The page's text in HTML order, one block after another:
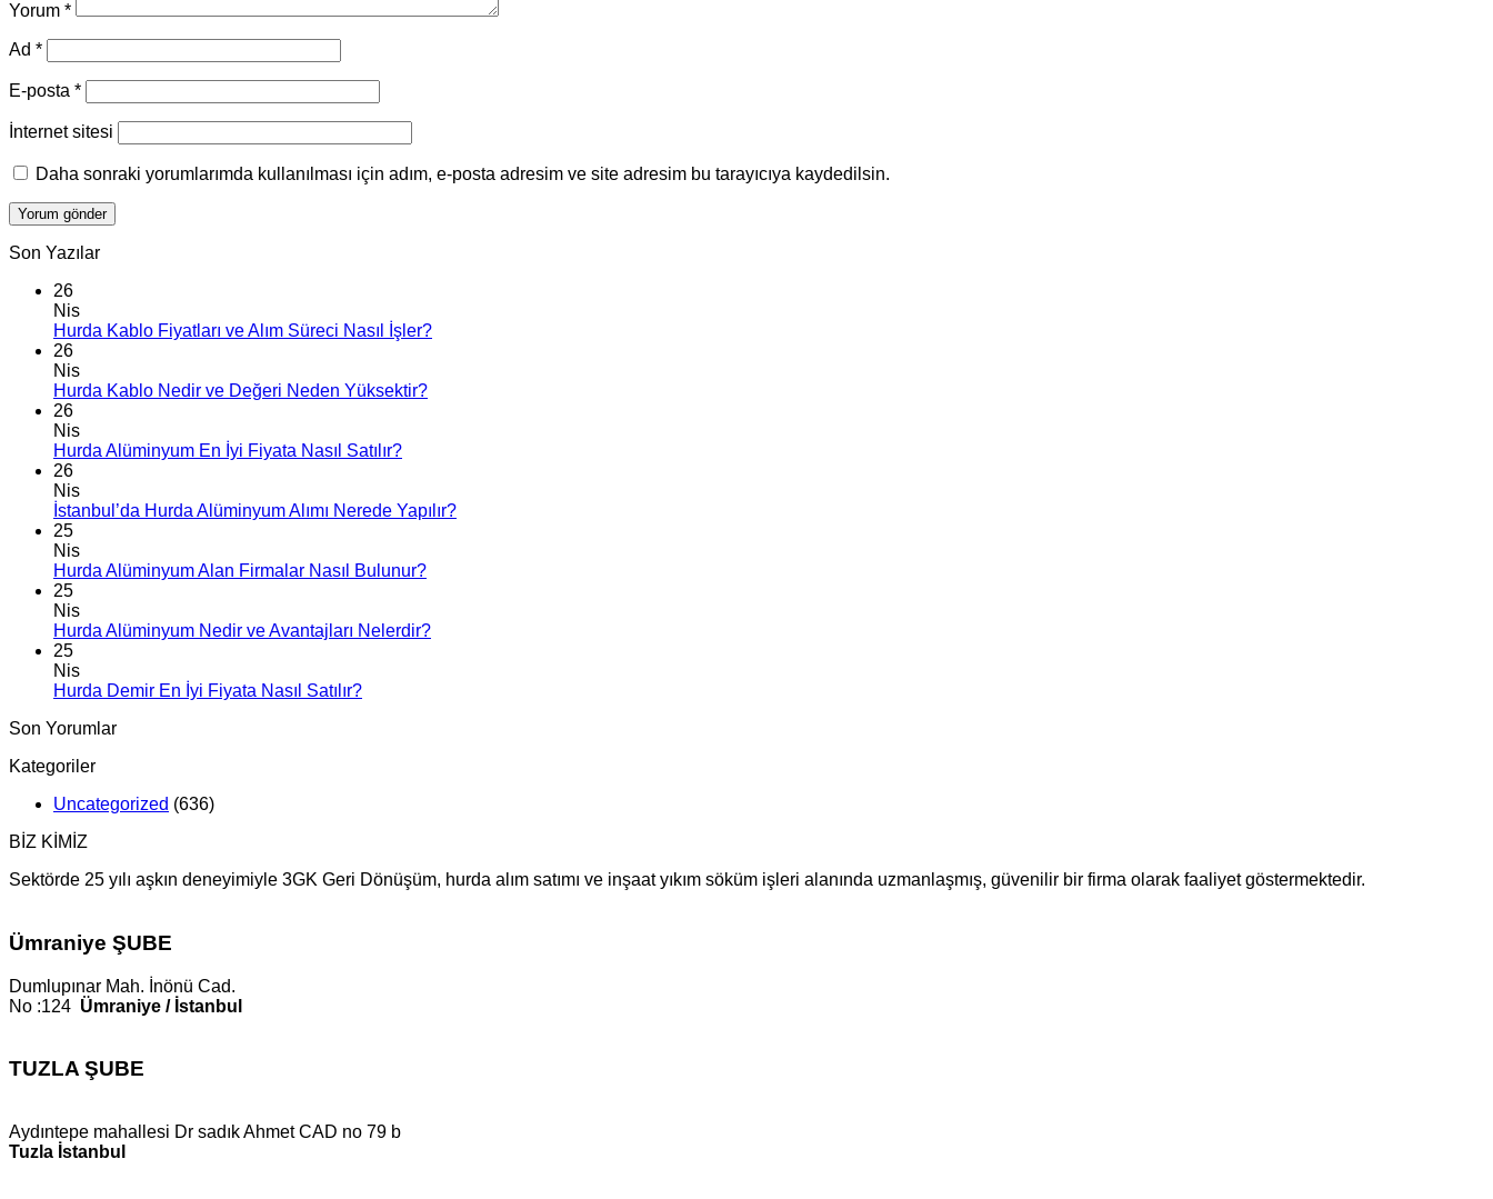
Yorum *
Ad *
E-posta *
İnternet sitesi
Daha sonraki yorumlarımda kullanılması için adım, e-posta adresim ve site adresim bu tarayıcıya kaydedilsin.
Son Yazılar
26
Nis
Hurda Kablo Fiyatları ve Alım Süreci Nasıl İşler?
26
Nis
Hurda Kablo Nedir ve Değeri Neden Yüksektir?
26
Nis
Hurda Alüminyum En İyi Fiyata Nasıl Satılır?
26
Nis
İstanbul’da Hurda Alüminyum Alımı Nerede Yapılır?
25
Nis
Hurda Alüminyum Alan Firmalar Nasıl Bulunur?
25
Nis
Hurda Alüminyum Nedir ve Avantajları Nelerdir?
25
Nis
Hurda Demir En İyi Fiyata Nasıl Satılır?
Son Yorumlar
Kategoriler
Uncategorized (636)
BİZ KİMİZ
Sektörde 25 yılı aşkın deneyimiyle 3GK Geri Dönüşüm, hurda alım satımı ve inşaat yıkım söküm işleri alanında uzmanlaşmış, güvenilir bir firma olarak faaliyet göstermektedir.
Ümraniye ŞUBE
Dumlupınar Mah. İnönü Cad.
No :124 Ümraniye / İstanbul
TUZLA ŞUBE
Aydıntepe mahallesi Dr sadık Ahmet CAD no 79 b
Tuzla İstanbul